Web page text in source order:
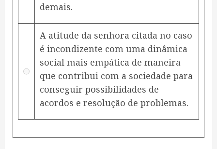
demais.
A atitude da senhora citada no caso
é incondizente com uma dinâmica
social mais empática de maneira
que contribui com a sociedade para
conseguir possibilidades de
acordos e resolução de problemas.